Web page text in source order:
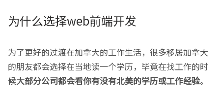
为什么选择web前端开发
为了更好的过渡在加拿大的工作生活，很多移居加拿大
的朋友都会选择在当地读一个学历，毕竟在找工作的时
候大部分公司都会看你有没有北美的学历或工作经验。